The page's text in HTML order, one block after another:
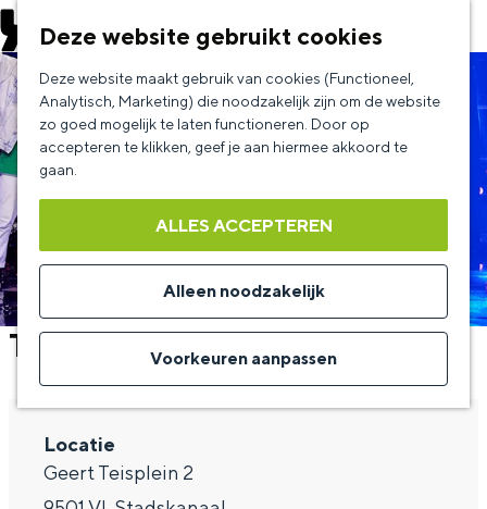
Deze website gebruikt cookies
Deze website maakt gebruik van cookies (Functioneel,
Analytisch, Marketing) die noodzakelijk zijn om de website
zo goed mogelijk te laten functioneren. Door op
accepteren te klikken, geef je aan hiermee akkoord te
gaan.
ALLES ACCEPTEREN
Alleen noodzakelijk
Voorkeuren aanpassen
G
a
n
a
a
r
d
e
Treasure
Locatie
Geert Teisplein 2